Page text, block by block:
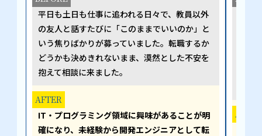
平日も土日も仕事に追われる日々で、教員以外
の友人と話すたびに「このままでいいのか」と
いう焦りばかりが募っていました。転職するか
どうかも決めきれないまま、漠然とした不安を
抱えて相談に来ました。
AFTER
IT・プログラミング領域に興味があることが明
確になり、未経験から開発エンジニアとして転
AFTER